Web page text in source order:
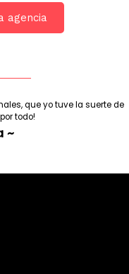
agencia
que yo tuve la suerte de
todo!
~